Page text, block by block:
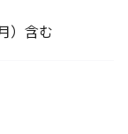
）含む